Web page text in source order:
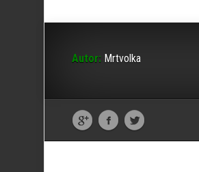
Autor: Mrtvolka